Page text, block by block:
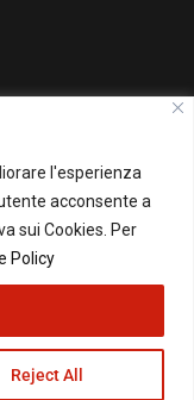
l'esperienza
acconsente a
sui Cookies. Per
Policy
Reject All
PUBBLICITA'
su questo Blog:
Reserved - Powered by